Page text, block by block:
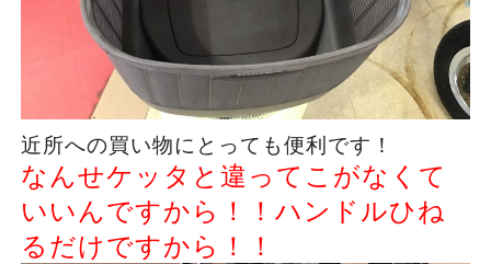
近所への買い物にとっても便利です！
なんせケッタと違ってこがなくて
いいんですから！！ハンドルひね
るだけですから！！